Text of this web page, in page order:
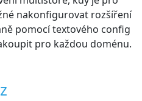
nakonfigurovat rozšíření
pomocí textového config
pro každou doménu.